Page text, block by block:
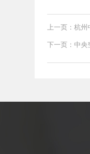
上一页：杭州
下一页：中央